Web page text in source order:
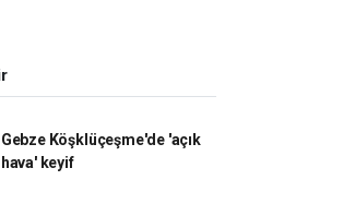
Gebze Köşklüçeşme'de 'açık
hava' keyif